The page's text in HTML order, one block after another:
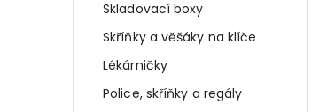
Skladovací boxy
Skříňky a věšáky na klíče
Lékárničky
Police, skříňky a regály